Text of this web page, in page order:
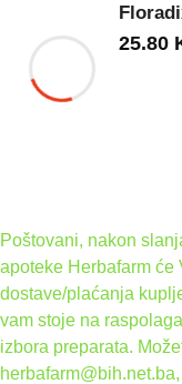
25.80
Poštovani, nakon
apoteke Herbafarm će
dostave/plaćanja
vam stoje na
izbora preparata.